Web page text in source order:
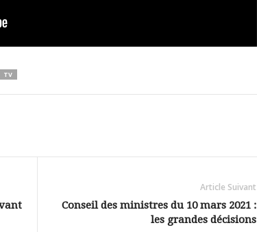
TV
Article Suivant
Conseil des ministres du 10 mars 2021 :
les grandes décisions